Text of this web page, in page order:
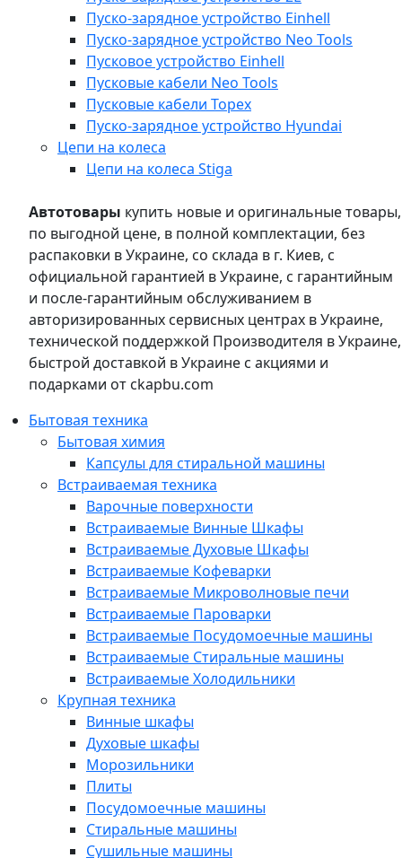
Пуско-зарядное устройство Einhell
Пуско-зарядное устройство Neo Tools
Пусковое устройство Einhell
Пусковые кабели Neo Tools
Пусковые кабели Topex
Пуско-зарядное устройство Hyundai
Цепи на колеса
Цепи на колеса Stiga
Автотовары купить новые и оригинальные товары,
по выгодной цене, в полной комплектации, без
распаковки в Украине, со склада в г. Киев, с
официальной гарантией в Украине, с гарантийным
и после-гарантийным обслуживанием в
авторизированных сервисных центрах в Украине,
технической поддержкой Производителя в Украине,
быстрой доставкой в Украине с акциями и
подарками от ckapbu.com
Бытовая техника
Бытовая химия
Капсулы для стиральной машины
Встраиваемая техника
Варочные поверхности
Встраиваемые Винные Шкафы
Встраиваемые Духовые Шкафы
Встраиваемые Кофеварки
Встраиваемые Микроволновые печи
Встраиваемые Пароварки
Встраиваемые Посудомоечные машины
Встраиваемые Стиральные машины
Встраиваемые Холодильники
Крупная техника
Винные шкафы
Духовые шкафы
Морозильники
Плиты
Посудомоечные машины
Стиральные машины
Сушильные машины